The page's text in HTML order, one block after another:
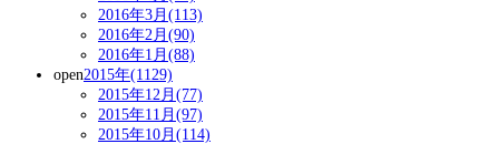
2016年3月(113)
2016年2月(90)
2016年1月(88)
open2015年(1129)
2015年12月(77)
2015年11月(97)
2015年10月(114)